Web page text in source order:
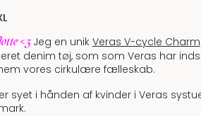
<3 Jeg en unik Veras V-cycle Charm
denim tøj, som som Veras har
vores cirkulære fælleskab.
syet i hånden af kvinder i Veras